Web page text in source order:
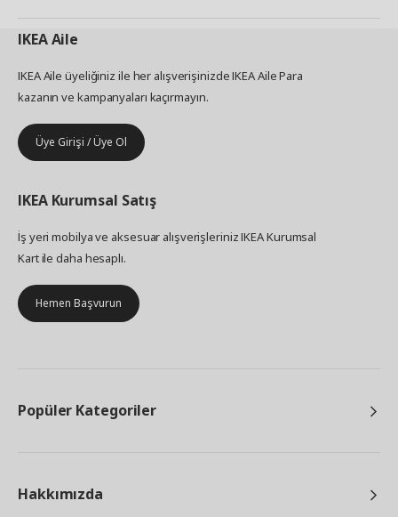
IKEAAile
IKEA Aile üyeliğiniz ile her alışverişinizde IKEA Aile Para
kazanın ve kampanyaları kaçırmayın.
Üye Girişi / Üye Ol
IKEA Kurumsal Satış
İş yeri mobilya ve aksesuar alışverişleriniz IKEA Kurumsal
Kart ile daha hesaplı.
Hemen Başvurun
Popüler Kategoriler
Hakkımızda